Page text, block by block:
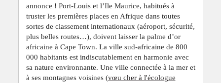
annonce ! Port-Louis et l’Ile Maurice, habitués à
truster les premières places en Afrique dans toutes
sortes de classement internationaux (aéroport, sécurité,
plus belles routes…), doivent laisser la palme d’or
africaine à Cape Town. La ville sud-africaine de 800
000 habitants est indiscutablement en harmonie avec
sa nature environnante. Une ville connectée à la mer et
à ses montagnes voisines (vœu cher à l'écologue